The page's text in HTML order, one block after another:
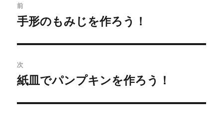
稿
ビ
ゲ
ー
前
過
の
投
稿:
手形のもみじを作ろう！
次
次
投
紙皿でパンプキンを作ろう！